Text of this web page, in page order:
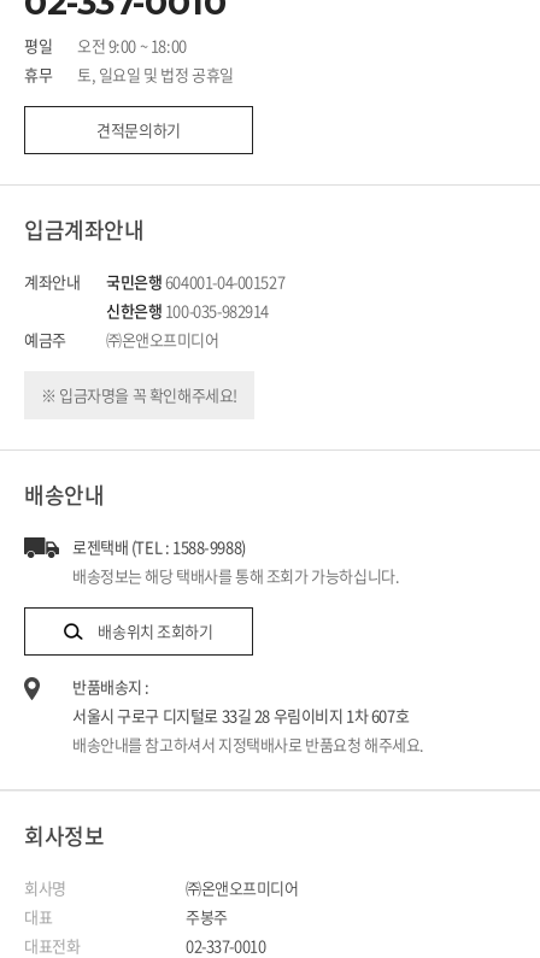
평일
오전 9:00 ~ 18:00
휴무
토, 일요일 및 법정 공휴일
견적문의하기
입금계좌안내
계좌안내 국민은행604001-04-001527
신한은행 100-035-982914
예금주
㈜온앤오프미디어
※ 입금자명을 꼭 확인해주세요!
배송안내
로젠택배 (TEL : 1588-9988)
배송정보는 해당 택배사를 통해 조회가 가능하십니다.
배송위치 조회하기
반품배송지 :
서울시 구로구 디지털로 33길 28 우림이비지 1차 607호
배송안내를 참고하셔서 지정택배사로 반품요청 해주세요.
회사정보
회사명
㈜온앤오프미디어
대표
주봉주
대표전화
02-337-0010